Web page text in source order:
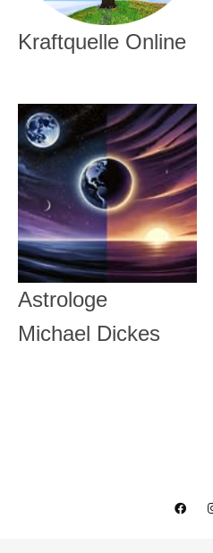
Kraftquelle Online
Astrologe
Michael Dickes